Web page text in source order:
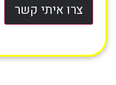
צרו איתי קשר